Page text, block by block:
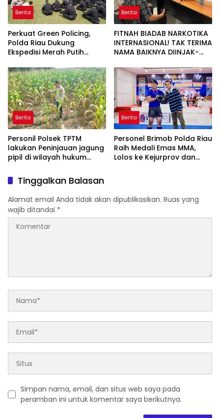
Berita
Perkuat Green Policing,
Polda Riau Dukung
Ekspedisi Merah Putih
Penanaman Mangrove
Berita
FITNAH BIADAB NARKOTIKA
INTERNASIONAL! TAK TERIMA
NAMA BAIKNYA DIINJAK-
DECLARE WAR: SIAP Bantai
DAN SERET AKUN PEMBUNUH
KARAKTER KE PENJARA
POLDA KEPRI!
Berita
Personil Polsek TPTM
lakukan Peninjauan jagung
pipil di wilayah hukum
Berita
Personel Brimob Polda Riau
Raih Medali Emas MMA,
Lolos ke Kejurprov dan
Tinggalkan Balasan
Alamat email Anda tidak akan dipublikasikan. Ruas yang
wajib ditandai *
Simpan nama, email, dan situs web saya pada
peramban ini untuk komentar saya berikutnya.